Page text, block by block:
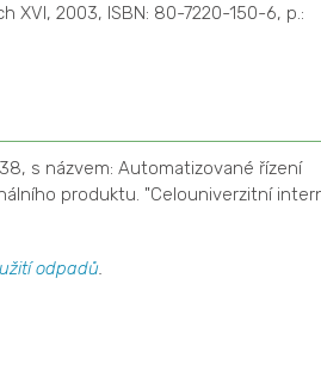
2003, ISBN: 80-7220-150-6, p.:
s názvem: Automatizované řízení
produktu. "Celouniverzitní
odpadů.